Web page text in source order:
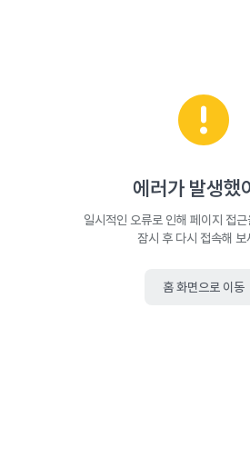
에러가 발생했
일시적인 오류로 인해 페이지 접
잠시 후 다시 접속해 보
홈 화면으로 이동